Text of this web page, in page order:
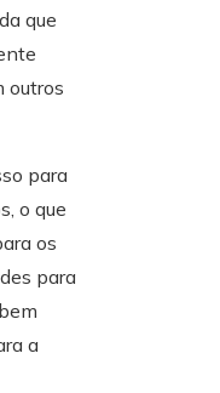
que
outros
para
o que
os
para
a